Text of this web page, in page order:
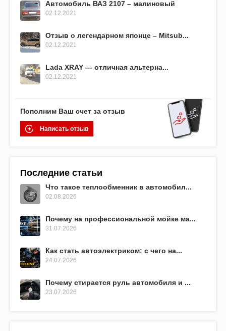
Автомобиль ВАЗ 2107 – малиновый
02.12.2021
Отзыв о легендарном японце – Mitsub...
02.12.2021
Lada XRAY — отличная альтерна...
02.12.2021
Пополним Ваш счет за отзыв
Написать отзыв
Последние статьи
Что такое теплообменник в автомобил...
02.08.2026
Почему на профессиональной мойке ма...
31.07.2026
Как стать автоэлектриком: с чего на...
24.07.2026
Почему стирается руль автомобиля и ...
23.07.2026